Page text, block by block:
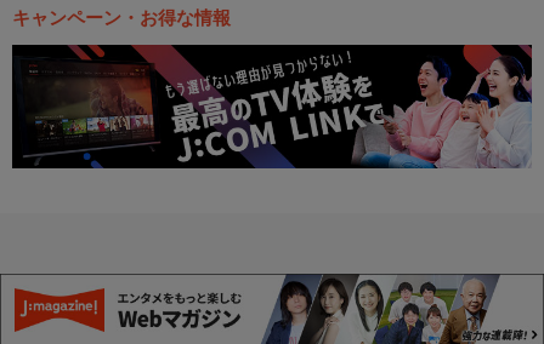
キャンペーン・お得な情報